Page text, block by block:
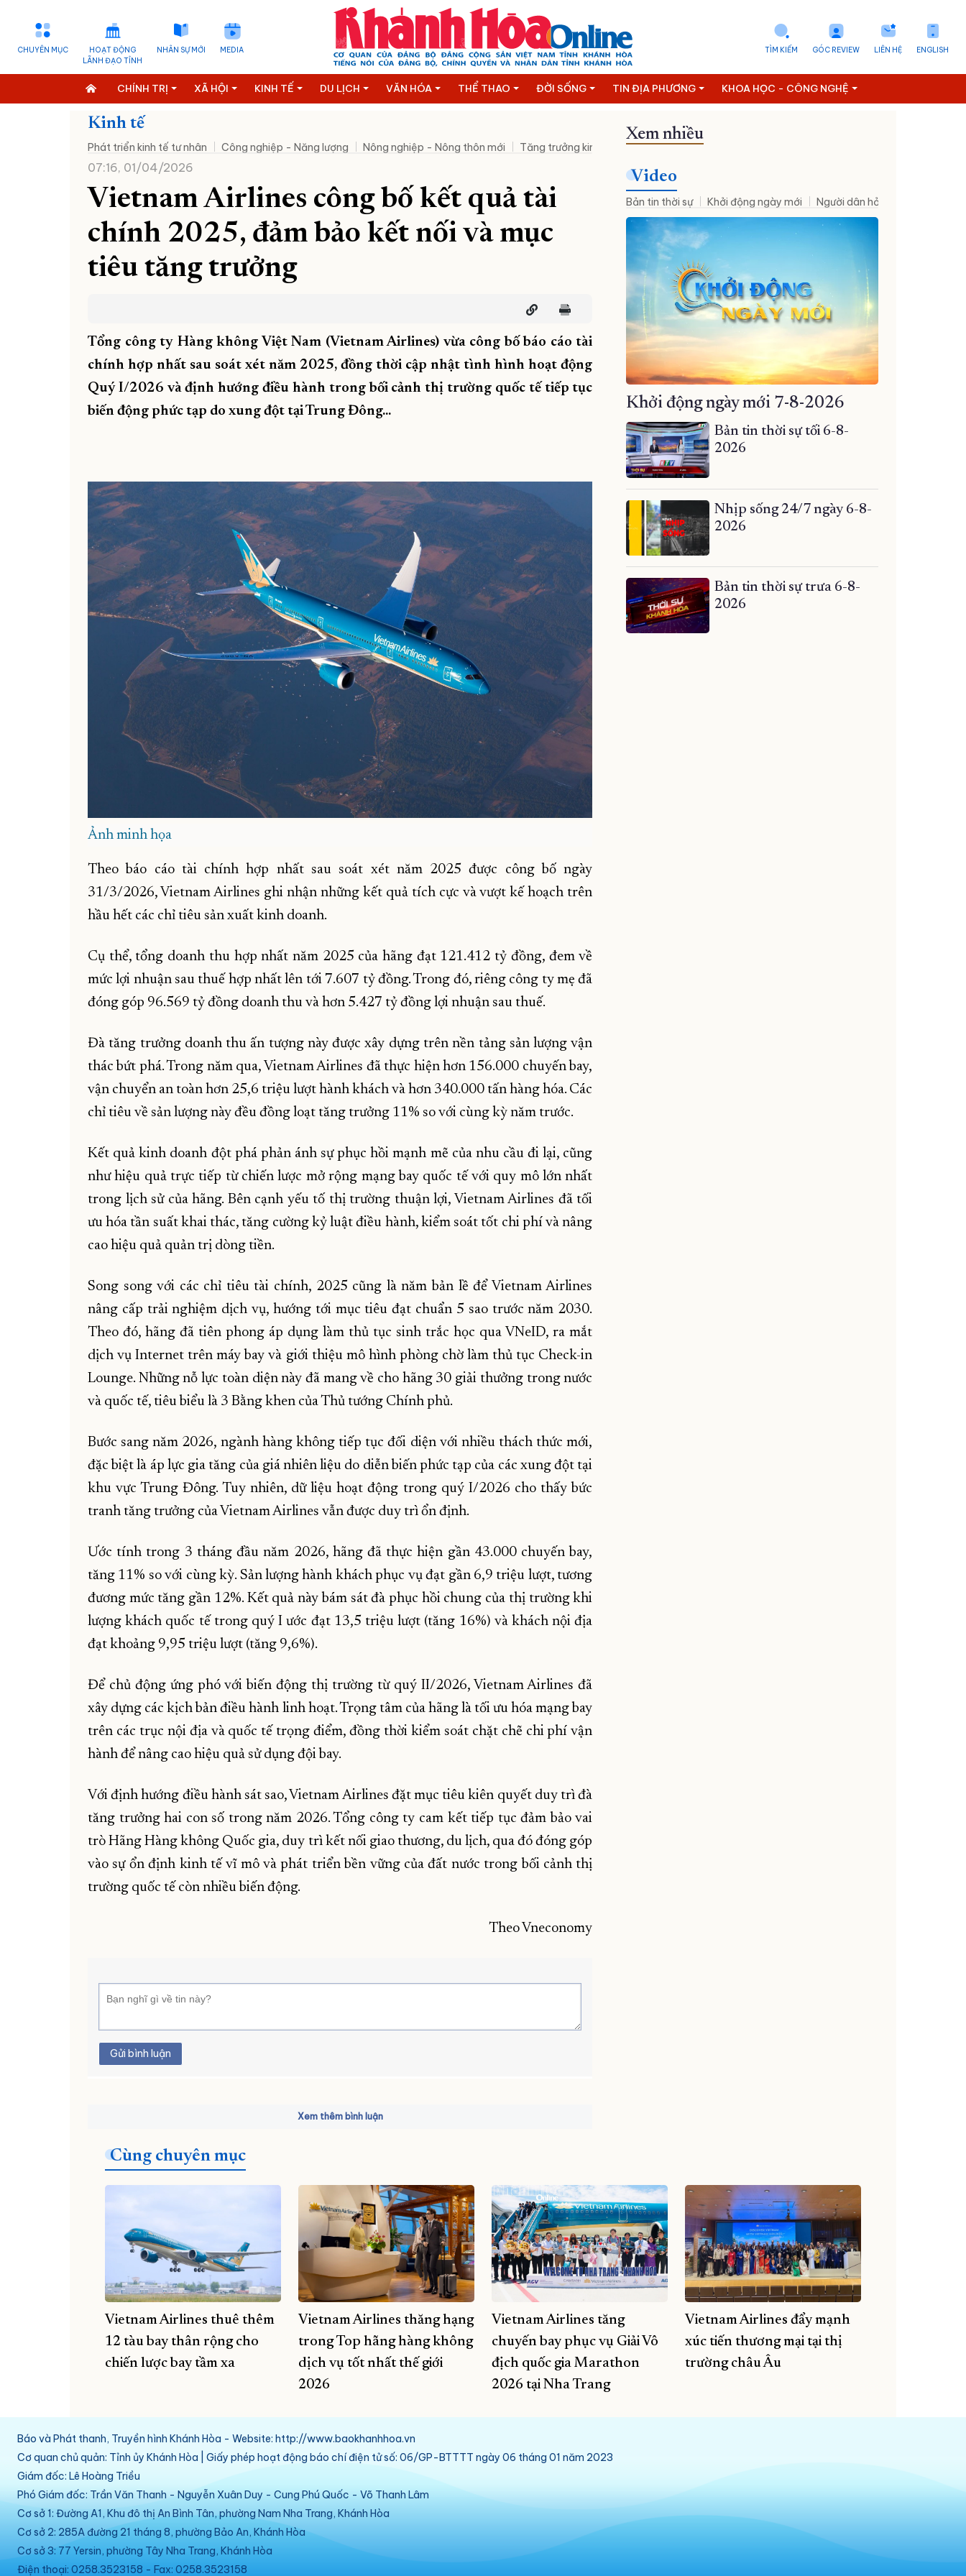
CHUYÊN MỤC
HOẠT ĐỘNG
LÃNH ĐẠO TỈNH
NHÂN SỰ MỚI MEDIA ENGLISH
LIÊN HỆ
GÓC REVIEW
TÌM KIẾM
CHÍNH TRỊ XÃ HỘI KINH TẾ DU LỊCH VĂN HÓA THỂ THAO ĐỜI SỐNG TIN ĐỊA PHƯƠNG KHOA HỌC - CÔNG NGHỆ
Kinh tế
Phát triển kinh tế tư nhân Công nghiệp - Năng lượng Nông nghiệp - Nông thôn mới Tăng trưởng kinh tế hai con số Thông tin doanh nghiệp
07:16, 01/04/2026
Vietnam Airlines công bố kết quả tài
chính 2025, đảm bảo kết nối và mục
tiêu tăng trưởng
Tổng công ty Hàng không Việt Nam (Vietnam Airlines) vừa công bố báo cáo tài
chính hợp nhất sau soát xét năm 2025, đồng thời cập nhật tình hình hoạt động
Quý I/2026 và định hướng điều hành trong bối cảnh thị trường quốc tế tiếp tục
biến động phức tạp do xung đột tại Trung Đông...
Ảnh minh họa
Theo báo cáo tài chính hợp nhất sau soát xét năm 2025 được công bố ngày
31/3/2026, Vietnam Airlines ghi nhận những kết quả tích cực và vượt kế hoạch trên
hầu hết các chỉ tiêu sản xuất kinh doanh.
Cụ thể, tổng doanh thu hợp nhất năm 2025 của hãng đạt 121.412 tỷ đồng, đem về
mức lợi nhuận sau thuế hợp nhất lên tới 7.607 tỷ đồng. Trong đó, riêng công ty mẹ đã
đóng góp 96.569 tỷ đồng doanh thu và hơn 5.427 tỷ đồng lợi nhuận sau thuế.
Đà tăng trưởng doanh thu ấn tượng này được xây dựng trên nền tảng sản lượng vận
thác bứt phá. Trong năm qua, Vietnam Airlines đã thực hiện hơn 156.000 chuyến bay,
vận chuyển an toàn hơn 25,6 triệu lượt hành khách và hơn 340.000 tấn hàng hóa. Các
chỉ tiêu về sản lượng này đều đồng loạt tăng trưởng 11% so với cùng kỳ năm trước.
Kết quả kinh doanh đột phá phản ánh sự phục hồi mạnh mẽ của nhu cầu đi lại, cũng
như hiệu quả trực tiếp từ chiến lược mở rộng mạng bay quốc tế với quy mô lớn nhất
trong lịch sử của hãng. Bên cạnh yếu tố thị trường thuận lợi, Vietnam Airlines đã tối
ưu hóa tần suất khai thác, tăng cường kỷ luật điều hành, kiểm soát tốt chi phí và nâng
cao hiệu quả quản trị dòng tiền.
Song song với các chỉ tiêu tài chính, 2025 cũng là năm bản lề để Vietnam Airlines
nâng cấp trải nghiệm dịch vụ, hướng tới mục tiêu đạt chuẩn 5 sao trước năm 2030.
Theo đó, hãng đã tiên phong áp dụng làm thủ tục sinh trắc học qua VNeID, ra mắt
dịch vụ Internet trên máy bay và giới thiệu mô hình phòng chờ làm thủ tục Check-in
Lounge. Những nỗ lực toàn diện này đã mang về cho hãng 30 giải thưởng trong nước
và quốc tế, tiêu biểu là 3 Bằng khen của Thủ tướng Chính phủ.
Bước sang năm 2026, ngành hàng không tiếp tục đối diện với nhiều thách thức mới,
đặc biệt là áp lực gia tăng của giá nhiên liệu do diễn biến phức tạp của các xung đột tại
khu vực Trung Đông. Tuy nhiên, dữ liệu hoạt động trong quý I/2026 cho thấy bức
tranh tăng trưởng của Vietnam Airlines vẫn được duy trì ổn định.
Ước tính trong 3 tháng đầu năm 2026, hãng đã thực hiện gần 43.000 chuyến bay,
tăng 11% so với cùng kỳ. Sản lượng hành khách phục vụ đạt gần 6,9 triệu lượt, tương
đương mức tăng gần 12%. Kết quả này bám sát đà phục hồi chung của thị trường khi
lượng khách quốc tế trong quý I ước đạt 13,5 triệu lượt (tăng 16%) và khách nội địa
đạt khoảng 9,95 triệu lượt (tăng 9,6%).
Để chủ động ứng phó với biến động thị trường từ quý II/2026, Vietnam Airlines đã
xây dựng các kịch bản điều hành linh hoạt. Trọng tâm của hãng là tối ưu hóa mạng bay
trên các trục nội địa và quốc tế trọng điểm, đồng thời kiểm soát chặt chẽ chi phí vận
hành để nâng cao hiệu quả sử dụng đội bay.
Với định hướng điều hành sát sao, Vietnam Airlines đặt mục tiêu kiên quyết duy trì đà
tăng trưởng hai con số trong năm 2026. Tổng công ty cam kết tiếp tục đảm bảo vai
trò Hãng Hàng không Quốc gia, duy trì kết nối giao thương, du lịch, qua đó đóng góp
vào sự ổn định kinh tế vĩ mô và phát triển bền vững của đất nước trong bối cảnh thị
trường quốc tế còn nhiều biến động.
Theo Vneconomy
Gửi bình luận
Xem thêm bình luận
Xem nhiều
Video
Bản tin thời sự Khởi động ngày mới Người dân hỏi – Cơ quan nhà
Khởi động ngày mới 7-8-2026
Bản tin thời sự tối 6-8-
2026
Nhịp sống 24/7 ngày 6-8-
2026
Bản tin thời sự trưa 6-8-
2026
Cùng chuyên mục
Vietnam Airlines thuê thêm
12 tàu bay thân rộng cho
chiến lược bay tầm xa
Vietnam Airlines thăng hạng
trong Top hãng hàng không
dịch vụ tốt nhất thế giới
2026
Vietnam Airlines tăng
chuyến bay phục vụ Giải Vô
địch quốc gia Marathon
2026 tại Nha Trang
Vietnam Airlines đẩy mạnh
xúc tiến thương mại tại thị
trường châu Âu
Báo và Phát thanh, Truyền hình Khánh Hòa - Website: http://www.baokhanhhoa.vn
Cơ quan chủ quản: Tỉnh ủy Khánh Hòa | Giấy phép hoạt động báo chí điện tử số: 06/GP-BTTTT ngày 06 tháng 01 năm 2023
Giám đốc: Lê Hoàng Triều
Phó Giám đốc: Trần Văn Thanh - Nguyễn Xuân Duy - Cung Phú Quốc - Võ Thanh Lâm
Cơ sở 1: Đường A1, Khu đô thị An Bình Tân, phường Nam Nha Trang, Khánh Hòa
Cơ sở 2: 285A đường 21 tháng 8, phường Bảo An, Khánh Hòa
Cơ sở 3: 77 Yersin, phường Tây Nha Trang, Khánh Hòa
Điện thoại: 0258.3523158 - Fax: 0258.3523158